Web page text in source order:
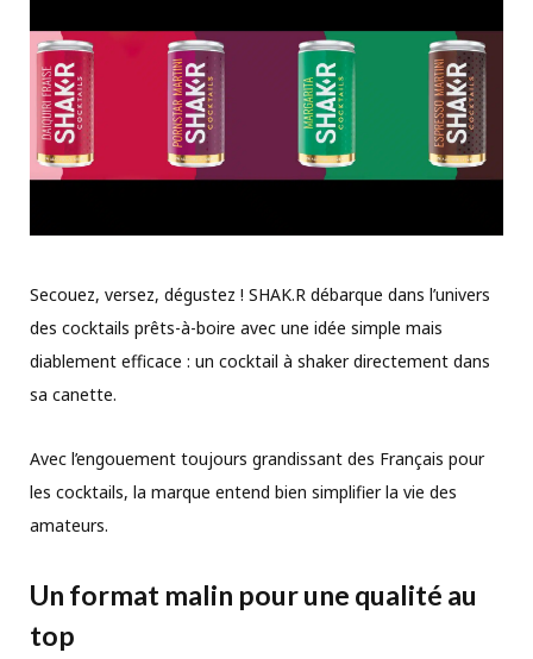
Secouez, versez, dégustez ! SHAK.R débarque dans l’univers
des cocktails prêts-à-boire avec une idée simple mais
diablement efficace : un cocktail à shaker directement dans
sa canette.
Avec l’engouement toujours grandissant des Français pour
les cocktails, la marque entend bien simplifier la vie des
amateurs.
Un format malin pour une qualité au
top